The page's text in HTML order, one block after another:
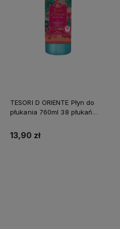
TESORI D ORIENTE Płyn do
płukania 760ml 38 płukań
13,90 zł